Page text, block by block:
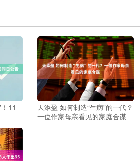
11
天添盈 如何制造“生病”的一代？
一位作家母亲看见的家庭合谋